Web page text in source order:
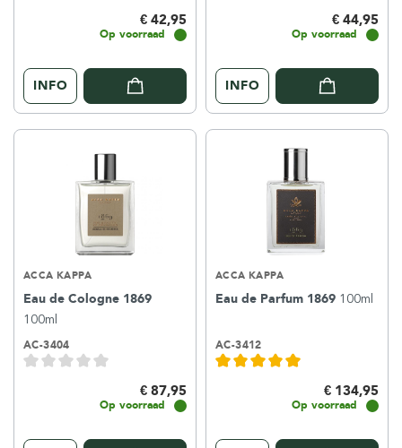
€ 42,95
Op voorraad
INFO
€ 44,95
Op voorraad
INFO
ACCA KAPPA
Eau de Cologne 1869
100ml
AC-3404
€ 87,95
Op voorraad
ACCA KAPPA
Eau de Parfum 1869 100ml
AC-3412
€ 134,95
Op voorraad